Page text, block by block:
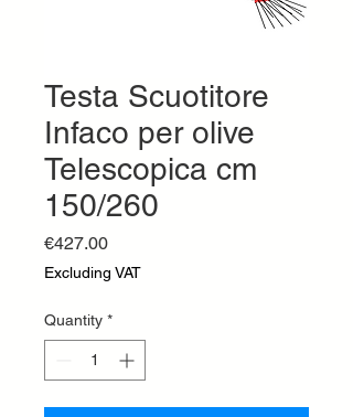
Testa Scuotitore
Infaco per olive
Telescopica cm
150/260
€427.00Price
Excluding VAT
Quantity *